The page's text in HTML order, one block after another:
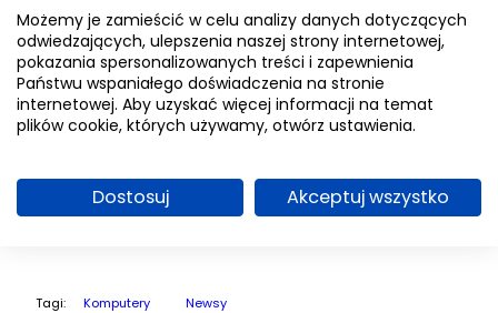
Możemy je zamieścić w celu analizy danych dotyczących
odwiedzających, ulepszenia naszej strony internetowej,
pokazania spersonalizowanych treści i zapewnienia
Państwu wspaniałego doświadczenia na stronie
internetowej. Aby uzyskać więcej informacji na temat
plików cookie, których używamy, otwórz ustawienia.
Dostosuj Akceptuj wszystko
także promocja – przy zakupie można
otrzymać czek BLIK o wartości 100 złotych
oraz skorzystać z konfiguratora, który
podpowie, jaki model wybrać.
stało się pierwszym krokiem do
poważniejszego zaangażowania się w
Tagi: Komputery
Newsy